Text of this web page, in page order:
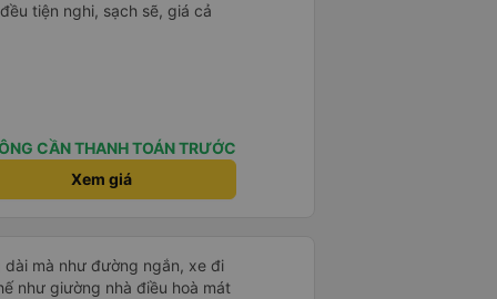
tiện nghi, sạch sẽ, giá cả
CẦN THANH TOÁN TRƯỚC
Xem giá
mà như đường ngắn, xe đi
như giường nhà điều hoà mát